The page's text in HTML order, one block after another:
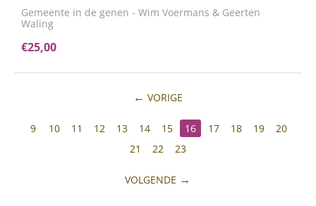
Gemeente in de genen - Wim Voermans & Geerten
Waling
€25,00
VORIGE
9 10 11 12 13 14 15 16 17 18 19
20
21
22 23
VOLGENDE